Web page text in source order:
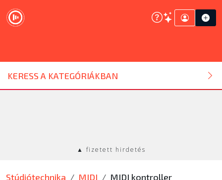
KERESS A KATEGÓRIÁKBAN
DJ ESZKÖZ
HANGTECHNIKA
▲ fizetett hirdetés
Stúdiótechnika MIDI MIDI kontroller